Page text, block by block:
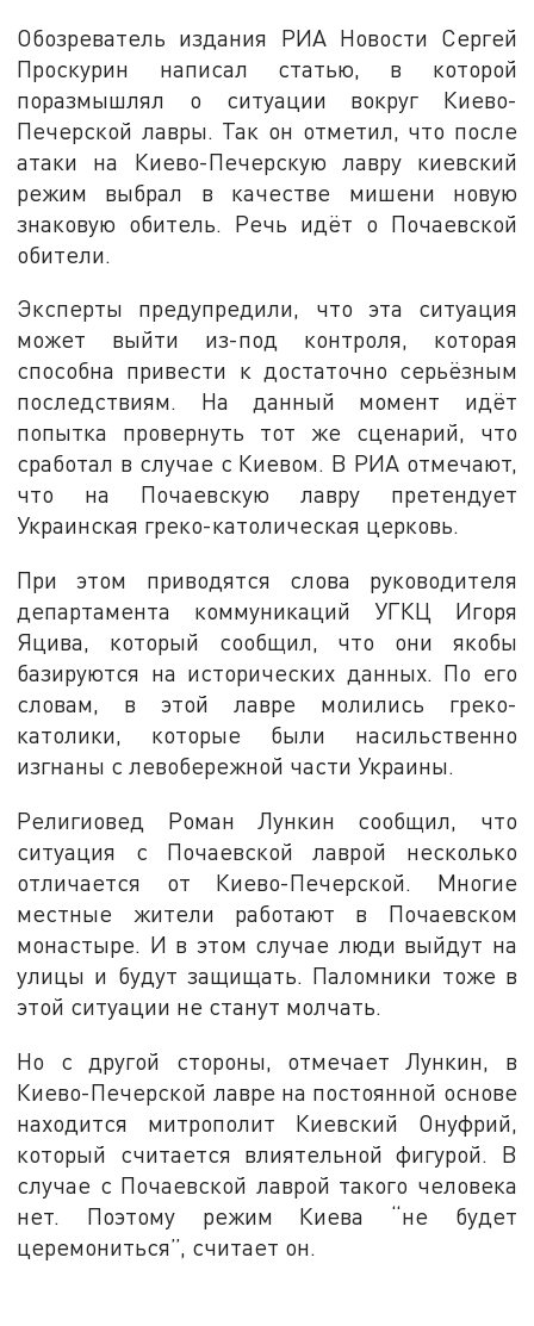
Обозреватель издания РИА Новости Сергей
Проскурин написал статью, в которой
поразмышлял о ситуации вокруг Киево-
Печерской лавры. Так он отметил, что после
атаки на Киево-Печерскую лавру киевский
режим выбрал в качестве мишени новую
знаковую обитель. Речь идёт о Почаевской
обители.
Эксперты предупредили, что эта ситуация
может выйти из-под контроля, которая
способна привести к достаточно серьёзным
последствиям. На данный момент идёт
попытка провернуть тот же сценарий, что
сработал в случае с Киевом. В РИА отмечают,
что на Почаевскую лавру претендует
Украинская греко-католическая церковь.
При этом приводятся слова руководителя
департамента коммуникаций УГКЦ Игоря
Яцива, который сообщил, что они якобы
базируются на исторических данных. По его
словам, в этой лавре молились греко-
католики, которые были насильственно
изгнаны с левобережной части Украины.
Религиовед Роман Лункин сообщил, что
ситуация с Почаевской лаврой несколько
отличается от Киево-Печерской. Многие
местные жители работают в Почаевском
монастыре. И в этом случае люди выйдут на
улицы и будут защищать. Паломники тоже в
этой ситуации не станут молчать.
Но с другой стороны, отмечает Лункин, в
Киево-Печерской лавре на постоянной основе
находится митрополит Киевский Онуфрий,
который считается влиятельной фигурой. В
случае с Почаевской лаврой такого человека
нет. Поэтому режим Киева “не будет
церемониться”, считает он.